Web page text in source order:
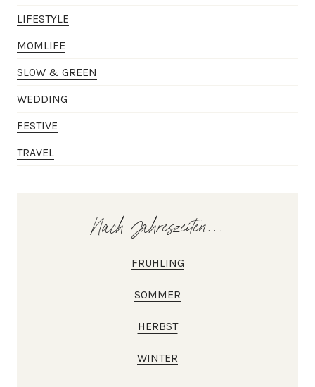
LIFESTYLE
MOMLIFE
SLOW & GREEN
WEDDING
FESTIVE
TRAVEL
Nach Jahreszeiten...
FRÜHLING
SOMMER
HERBST
WINTER